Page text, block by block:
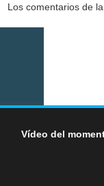
Los comentarios de
Vídeo del